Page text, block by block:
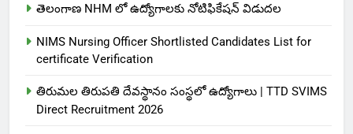
తెలంగాణ NHM లో ఉద్యోగాలకు నోటిఫికేషన్ విడుదల
NIMS Nursing Officer Shortlisted Candidates List for
certificate Verification
తిరుమల తిరుపతి దేవస్థానం సంస్థలో ఉద్యోగాలు | TTD SVIMS
Direct Recruitment 2026